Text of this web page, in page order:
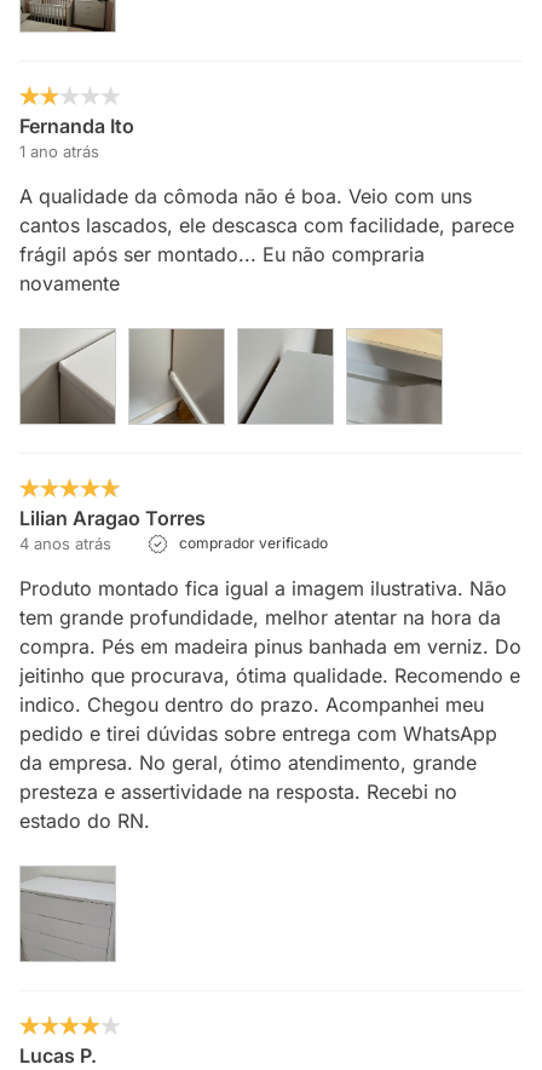
Fernanda Ito
1 ano atrás
A qualidade da cômoda não é boa. Veio com uns
cantos lascados, ele descasca com facilidade, parece
frágil após ser montado... Eu não compraria
novamente
Lilian Aragao Torres
4 anos atrás comprador verificado
Produto montado fica igual a imagem ilustrativa. Não
tem grande profundidade, melhor atentar na hora da
compra. Pés em madeira pinus banhada em verniz. Do
jeitinho que procurava, ótima qualidade. Recomendo e
indico. Chegou dentro do prazo. Acompanhei meu
pedido e tirei dúvidas sobre entrega com WhatsApp
da empresa. No geral, ótimo atendimento, grande
presteza e assertividade na resposta. Recebi no
estado do RN.
Lucas P.